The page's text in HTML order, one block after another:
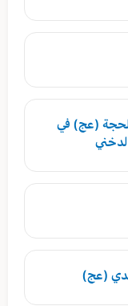
(عج) في
(عج)